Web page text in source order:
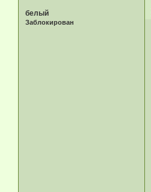
белый
Заблокирован